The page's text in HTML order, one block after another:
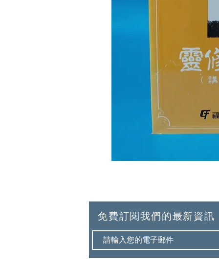
免費訂閱我們的最新資訊